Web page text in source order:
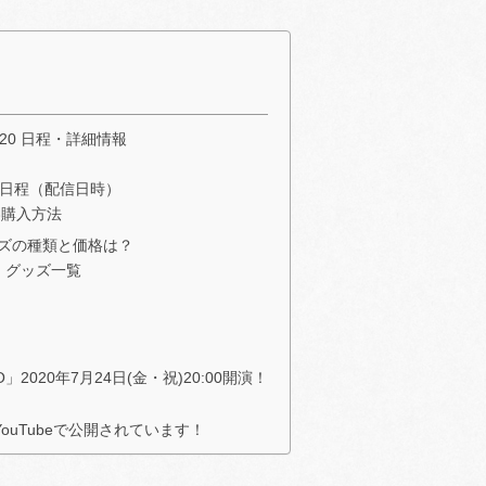
日程・詳細情報
程（配信日時）
入方法
種類と価格は？
ッズ一覧
2020年7月24日(金・祝)20:00開演！
で公開されています！